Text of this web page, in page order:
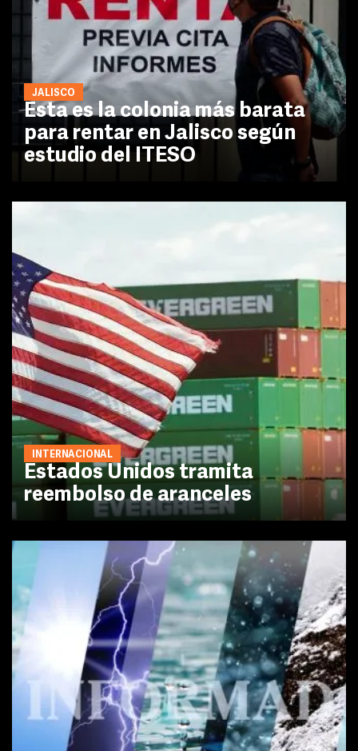
JALISCO
Esta es la colonia más barata
para rentar en Jalisco según
estudio del ITESO
INTERNACIONAL
Estados Unidos tramita
reembolso de aranceles